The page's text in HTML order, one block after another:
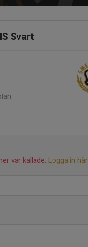
Svart
var kallade. Logga in här